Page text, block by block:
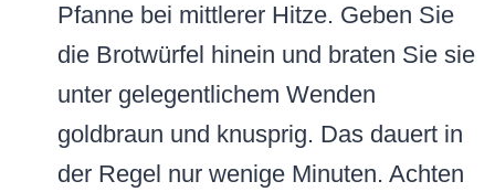
Pfanne bei mittlerer Hitze. Geben Sie
die Brotwürfel hinein und braten Sie sie
unter gelegentlichem Wenden
goldbraun und knusprig. Das dauert in
der Regel nur wenige Minuten. Achten